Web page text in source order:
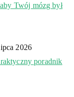
Twój mózg był
2026
poradnik